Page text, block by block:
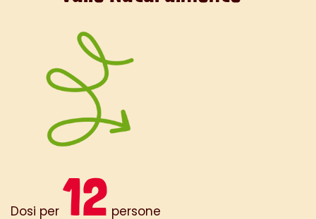
Dosi per 12 persone